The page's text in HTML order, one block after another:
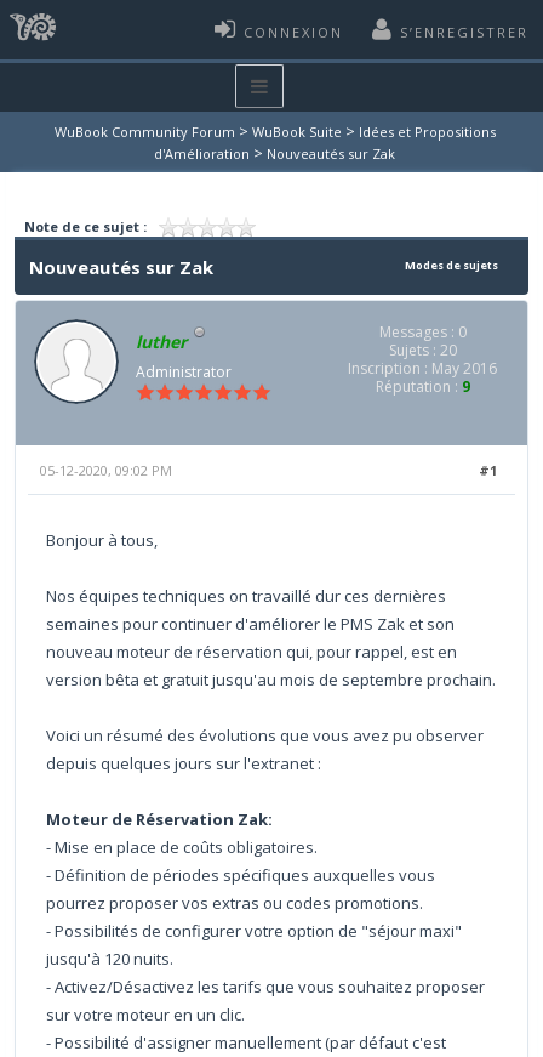
CONNEXION S’ENREGISTRER
WuBook Community Forum > WuBook Suite > Idées et Propositions
d'Amélioration > Nouveautés sur Zak
Note de ce sujet :
Modes de sujets
Nouveautés sur Zak
luther
Administrator
Messages : 0
Sujets : 20
Inscription : May 2016
Réputation : 9
#1
05-12-2020, 09:02 PM
Bonjour à tous,
Nos équipes techniques on travaillé dur ces dernières
semaines pour continuer d'améliorer le PMS Zak et son
nouveau moteur de réservation qui, pour rappel, est en
version bêta et gratuit jusqu'au mois de septembre prochain.
Voici un résumé des évolutions que vous avez pu observer
depuis quelques jours sur l'extranet :
Moteur de Réservation Zak:
- Mise en place de coûts obligatoires.
- Définition de périodes spécifiques auxquelles vous
pourrez proposer vos extras ou codes promotions.
- Possibilités de configurer votre option de "séjour maxi"
jusqu'à 120 nuits.
- Activez/Désactivez les tarifs que vous souhaitez proposer
sur votre moteur en un clic.
- Possibilité d'assigner manuellement (par défaut c'est